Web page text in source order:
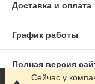
Доставка и оплата
График работы
Полная версия
Сейчас у